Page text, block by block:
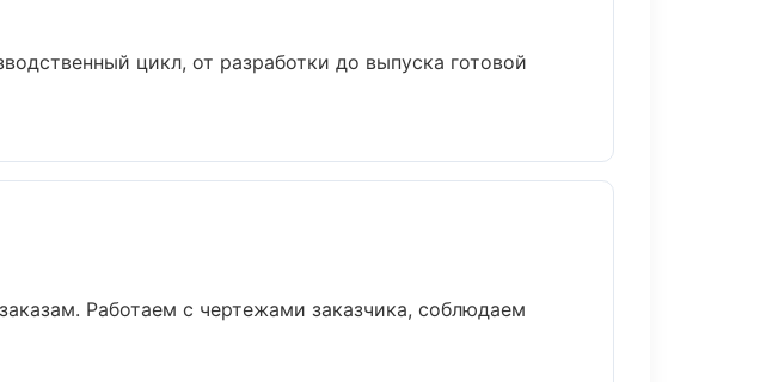
цикл, от разработки до выпуска готовой
Работаем с чертежами заказчика, соблюдаем